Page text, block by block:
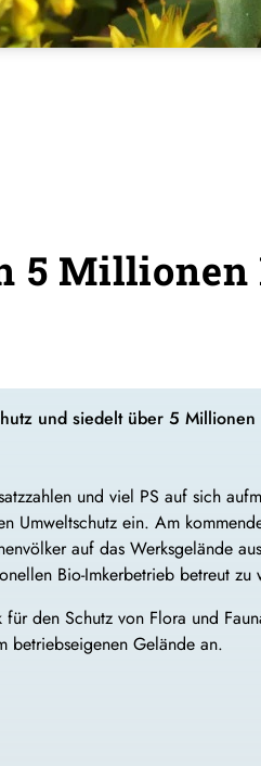
5
und siedelt über 5
und viel PS auf sich
Umweltschutz ein. Am
auf das Werksgelände
Bio-Imkerbetrieb betreut zu
den Schutz von Flora und
betriebseigenen Gelände an.